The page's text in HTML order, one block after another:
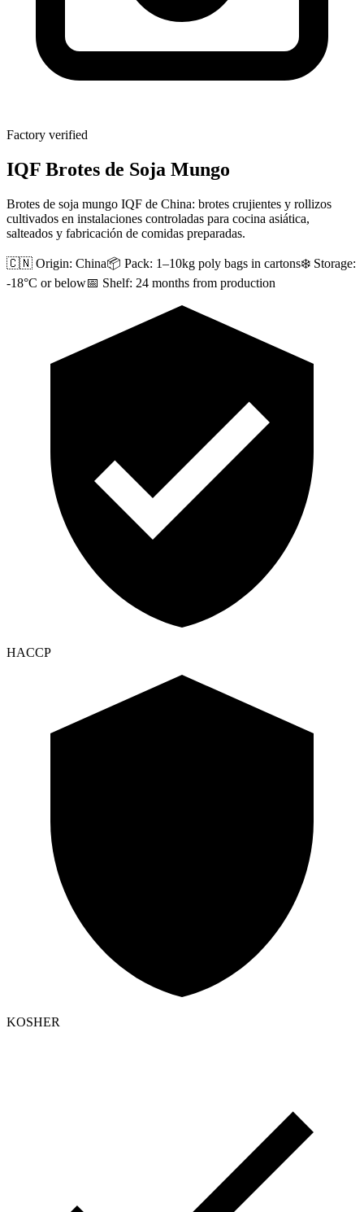
Factory verified
IQF Brotes de Soja Mungo
Brotes de soja mungo IQF de China: brotes crujientes y rollizos
cultivados en instalaciones controladas para cocina asiática,
salteados y fabricación de comidas preparadas.
🇨🇳 Origin: China📦 Pack: 1–10kg poly bags in cartons❄️ Storage:
-18°C or below📅 Shelf: 24 months from production
HACCP
KOSHER